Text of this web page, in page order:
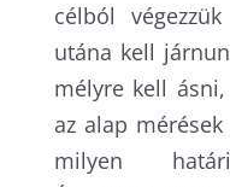
célból
utána kell
mélyre kell
az alap
milyen